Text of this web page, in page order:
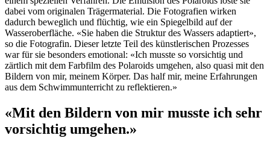
dabei vom originalen Trägermaterial. Die Fotografien wirken
dadurch beweglich und flüchtig, wie ein Spiegelbild auf der
Wasseroberfläche. «Sie haben die Struktur des Wassers adaptiert»,
so die Fotografin. Dieser letzte Teil des künstlerischen Prozesses
war für sie besonders emotional: «Ich musste so vorsichtig und
zärtlich mit dem Farbfilm des Polaroids umgehen, also quasi mit den
Bildern von mir, meinem Körper. Das half mir, meine Erfahrungen
aus dem Schwimmunterricht zu reflektieren.»
«Mit den Bildern von mir musste ich sehr
vorsichtig umgehen.»